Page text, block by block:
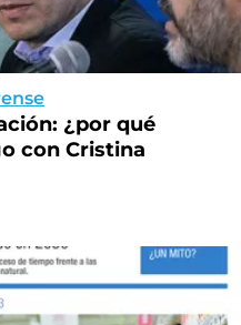
¿por qué
con Cristina